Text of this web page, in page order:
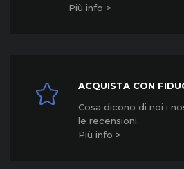
Più info >
ACQUISTA CON
Cosa dicono di noi i
le recensioni.
Più info >